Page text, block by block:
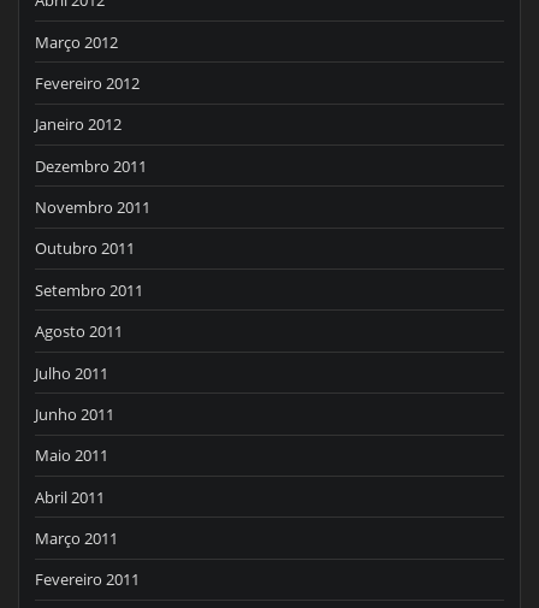
Março 2012
Fevereiro 2012
Janeiro 2012
Dezembro 2011
Novembro 2011
Outubro 2011
Setembro 2011
Agosto 2011
Julho 2011
Junho 2011
Maio 2011
Abril 2011
Março 2011
Fevereiro 2011